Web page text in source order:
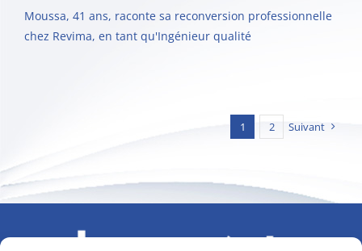
Moussa, 41 ans, raconte sa reconversion professionnelle
chez Revima, en tant qu'Ingénieur qualité
1 2 Suivant